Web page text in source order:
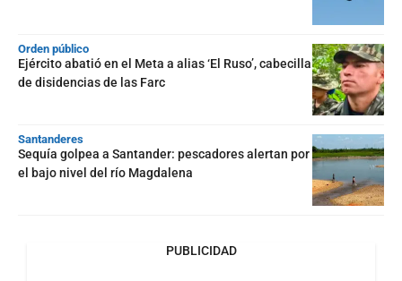
Orden público
Ejército abatió en el Meta a alias ‘El Ruso’, cabecilla
de disidencias de las Farc
Santanderes
Sequía golpea a Santander: pescadores alertan por
el bajo nivel del río Magdalena
PUBLICIDAD